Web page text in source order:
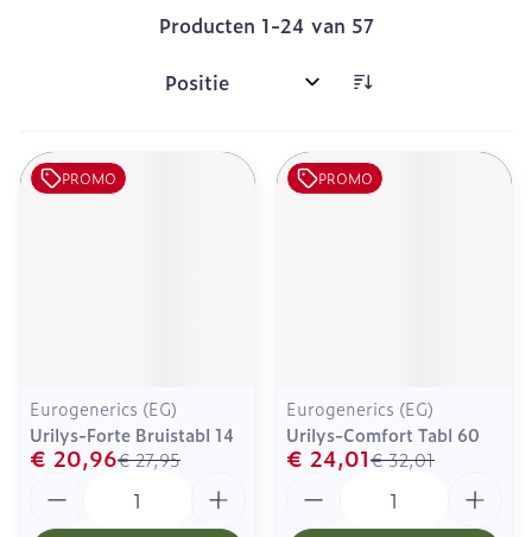
Producten 1-24 van 57
Sorteer op:
PROMO
Eurogenerics (EG)
Urilys-Forte Bruistabl 14
€ 27,95
€ 20,96
PROMO
Eurogenerics (EG)
Urilys-Comfort Tabl 60
€ 32,01
€ 24,01